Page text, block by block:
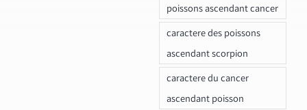
poissons ascendant cancer
caractere des poissons
ascendant scorpion
caractere du cancer
ascendant poisson